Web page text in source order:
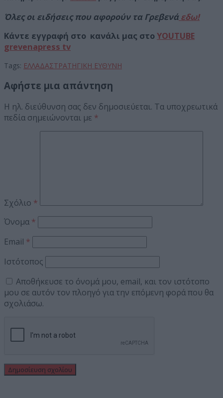
Όλες οι ειδήσεις που αφορούν τα Γρεβενάεδω!
Κάντε εγγραφή στο κανάλι μας στοYOUTUBE
grevenapress tv
Tags: ΕΛΛΑΔΑΣΤΡΑΤΗΓΙΚΗ ΕΥΘΥΝΗ
Αφήστε μια απάντηση
Η ηλ. διεύθυνση σας δεν δημοσιεύεται. Τα υποχρεωτικά
πεδία σημειώνονται με *
Σχόλιο *
Όνομα *
Email *
Ιστότοπος
Αποθήκευσε το όνομά μου, email, και τον ιστότοπο
μου σε αυτόν τον πλοηγό για την επόμενη φορά που θα
σχολιάσω.